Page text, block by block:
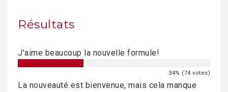
Résultats
J'aime beaucoup la nouvelle formule!
34% (74 votes)
La nouveauté est bienvenue, mais cela manque